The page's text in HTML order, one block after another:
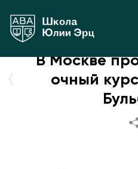
СОБЫТИЯ
В Москве
очный